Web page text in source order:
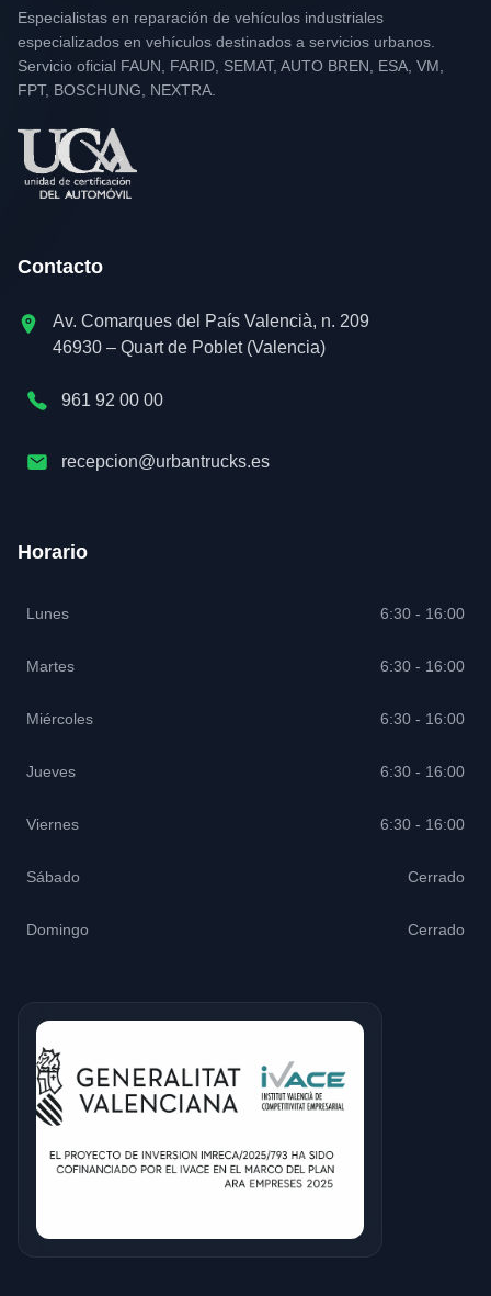
Especialistas en reparación de vehículos industriales
especializados en vehículos destinados a servicios urbanos.
Servicio oficial FAUN, FARID, SEMAT, AUTO BREN, ESA, VM,
FPT, BOSCHUNG, NEXTRA.
Contacto
Av. Comarques del País Valencià, n. 209
46930 – Quart de Poblet (Valencia)
961 92 00 00
recepcion@urbantrucks.es
Horario
Lunes 6:30 - 16:00
Martes 6:30 - 16:00
Miércoles 6:30 - 16:00
Jueves 6:30 - 16:00
Viernes 6:30 - 16:00
Sábado Cerrado
Domingo Cerrado